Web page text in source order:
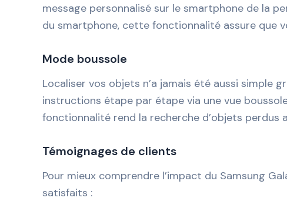
message personnalisé sur le smartphone de la
du smartphone, cette fonctionnalité assure que
Mode boussole
Localiser vos objets n’a jamais été aussi simple
instructions étape par étape via une vue
fonctionnalité rend la recherche d’objets perdus
Témoignages de clients
Pour mieux comprendre l’impact du Samsung
satisfaits :